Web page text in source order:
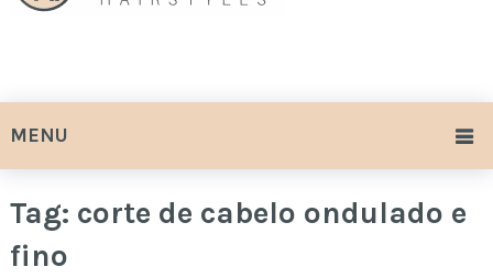
MENU
Tag: corte de cabelo ondulado e
fino